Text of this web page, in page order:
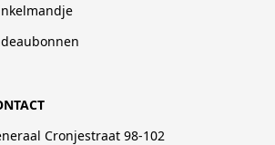
Cronjestraat 98-102